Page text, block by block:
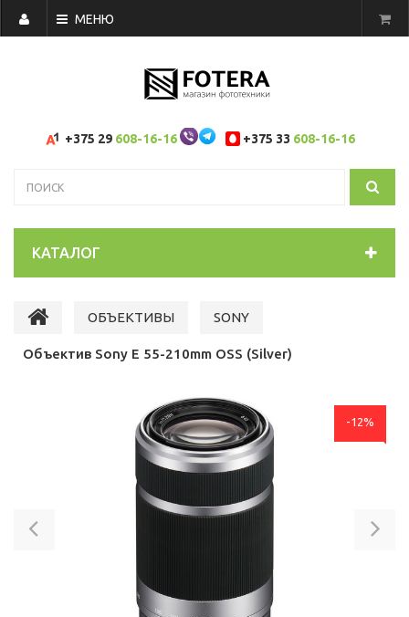
МЕНЮ
+375 29 608-16-16 +375 33 608-16-16
КАТАЛОГ
ОБЪЕКТИВЫ SONY
Объектив Sony E 55-210mm OSS (Silver)
-12%